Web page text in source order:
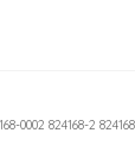
0002 824168-2